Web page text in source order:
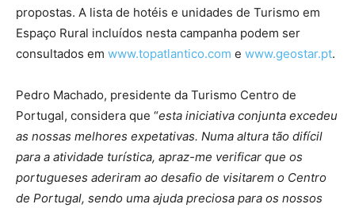
propostas. A lista de hotéis e unidades de Turismo em
Espaço Rural incluídos nesta campanha podem ser
consultados em www.topatlantico.com e www.geostar.pt.
Pedro Machado, presidente da Turismo Centro de
Portugal, considera que “esta iniciativa conjunta excedeu
as nossas melhores expetativas. Numa altura tão difícil
para a atividade turística, apraz-me verificar que os
portugueses aderiram ao desafio de visitarem o Centro
de Portugal, sendo uma ajuda preciosa para os nossos